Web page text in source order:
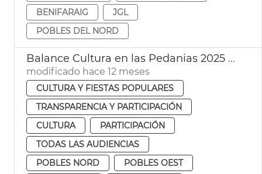
BENIFARAIG
JGL
POBLES DEL NORD
Balance Cultura en las Pedanias 2025 Ayuntamiento València
modificado hace 12 meses
CULTURA Y FIESTAS POPULARES
TRANSPARENCIA Y PARTICIPACIÓN
CULTURA
PARTICIPACIÓN
TODAS LAS AUDIENCIAS
POBLES NORD
POBLES OEST